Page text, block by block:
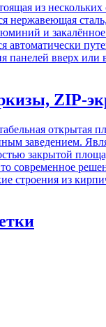
из
нержавеющая сталь,
и
автоматически
панелей вверх или
ZIP-
открытая
заведением.
закрытой
современное
строения из